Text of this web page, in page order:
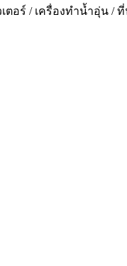
อร์ / เครื่องทำน้ำอุ่น /